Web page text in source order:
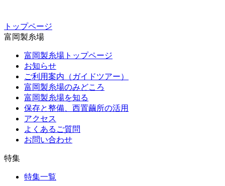
トップページ
富岡製糸場
富岡製糸場トップページ
お知らせ
ご利用案内（ガイドツアー）
富岡製糸場のみどころ
富岡製糸場を知る
保存と整備、西置繭所の活用
アクセス
よくあるご質問
お問い合わせ
特集
特集一覧